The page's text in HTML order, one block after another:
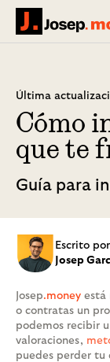
Josep.money
Última
Cómo
que te
Guía para
Escrito por
Josep
Josep.money está
o contratas un
podemos recibir
valoraciones,
puedes perder tu